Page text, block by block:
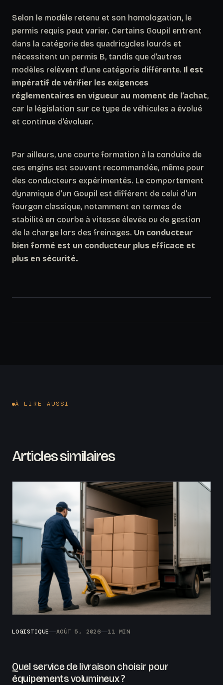
Selon le modèle retenu et son homologation, le
permis requis peut varier. Certains Goupil entrent
dans la catégorie des quadricycles lourds et
nécessitent un permis B, tandis que d’autres
modèles relèvent d’une catégorie différente. Il est
impératif de vérifier les exigences
réglementaires en vigueur au moment de l’achat,
car la législation sur ce type de véhicules a évolué
et continue d’évoluer.
Par ailleurs, une courte formation à la conduite de
ces engins est souvent recommandée, même pour
des conducteurs expérimentés. Le comportement
dynamique d’un Goupil est différent de celui d’un
fourgon classique, notamment en termes de
stabilité en courbe à vitesse élevée ou de gestion
de la charge lors des freinages. Un conducteur
bien formé est un conducteur plus efficace et
plus en sécurité.
À LIRE AUSSI
Articles similaires
LOGISTIQUE AOÛT 5, 2026 11 MIN
Quel service de livraison choisir pour
équipements volumineux ?